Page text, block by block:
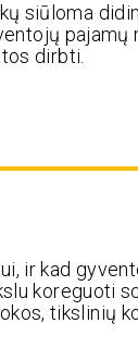
siūloma
pajamų
dirbti.
ir kad
koreguoti
tikslinių